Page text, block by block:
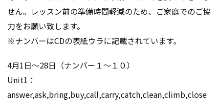
せん。レッスン前の準備時間軽減のため、ご家庭でのご協
力をお願い致します。
※ナンバーはCDの表紙ウラに記載されています。
4月1日～28日（ナンバー１～１０）
Unit1：
answer,ask,bring,buy,call,carry,catch,clean,climb,close